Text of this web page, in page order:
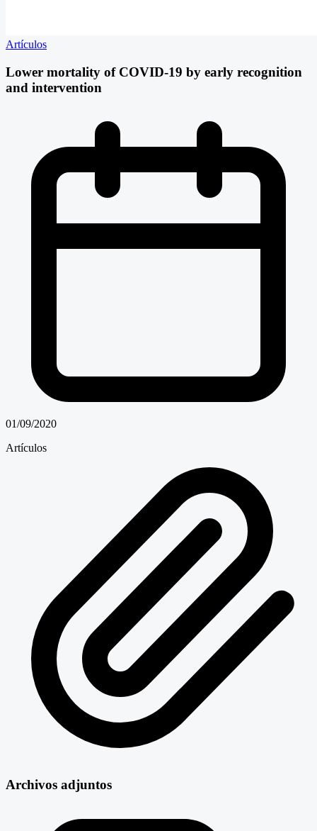
Artículos
Lower mortality of COVID-19 by early recognition
and intervention
01/09/2020
Artículos
Archivos adjuntos